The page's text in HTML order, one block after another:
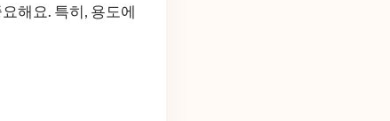
해요. 특히, 용도에